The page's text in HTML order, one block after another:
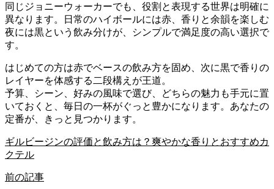
同じジョニーウォーカーでも、役割と表現する世界は明確に
異なります。日常のハイボールには赤、香りと余韻を楽しむ
夜には黒という飲み分けが、シンプルで満足度の高い選択で
す。
はじめての方は赤でベースの飲み方を固め、次に黒で香りの
レイヤーを体感する二段構えが王道。
予算、シーン、好みの風味で選び、どちらの魅力も手元に置
いておくと、毎日の一杯がぐっと豊かになります。あなたの
定番が、きっと見つかります。
ギルビージンの評価と飲み方は？爽やかな香りとおすすめカ
クテル
前の記事